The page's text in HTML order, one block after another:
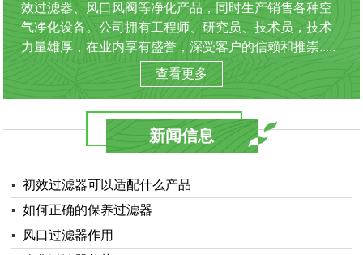
效过滤器、风口风阀等净化产品，同时生产销售各种空
气净化设备。公司拥有工程师、研究员、技术员，技术
力量雄厚，在业内享有盛誉，深受客户的信赖和推崇.....
查看更多
新闻信息
▪ 初效过滤器可以适配什么产品
▪ 如何正确的保养过滤器
▪
风口过滤器作用